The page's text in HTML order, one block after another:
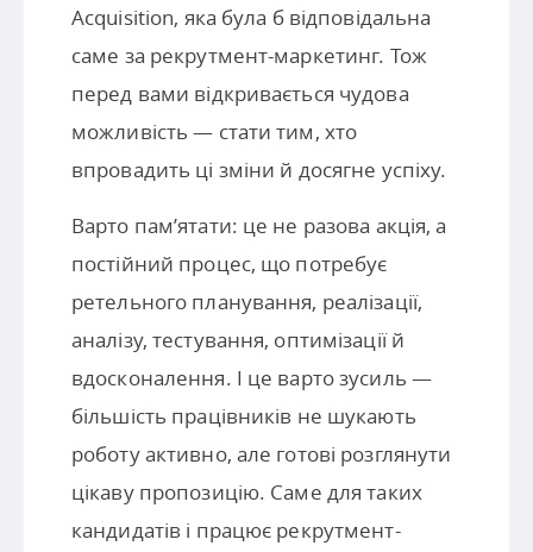
Acquisition, яка була б відповідальна
саме за рекрутмент-маркетинг. Тож
перед вами відкривається чудова
можливість — стати тим, хто
впровадить ці зміни й досягне успіху.
Варто пам’ятати: це не разова акція, а
постійний процес, що потребує
ретельного планування, реалізації,
аналізу, тестування, оптимізації й
вдосконалення. І це варто зусиль —
більшість працівників не шукають
роботу активно, але готові розглянути
цікаву пропозицію. Саме для таких
кандидатів і працює рекрутмент-